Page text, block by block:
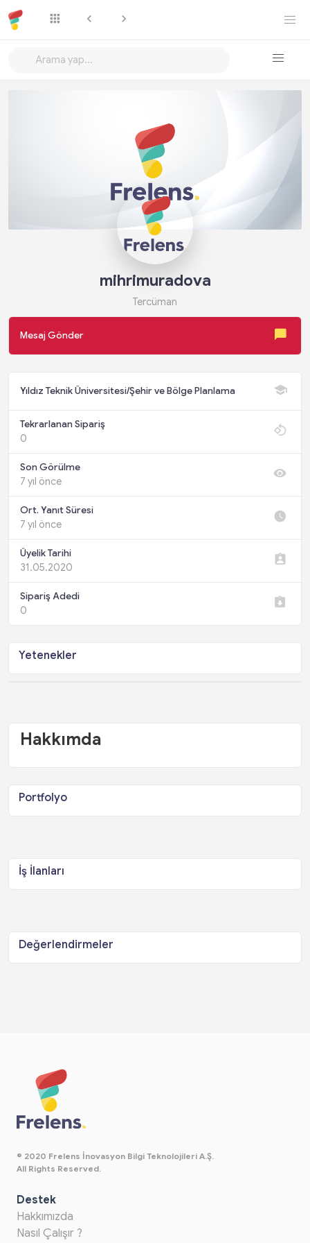
Takip Et
mihrimuradova
Tercüman
Mesaj Gönder
Yıldız Teknik Üniversitesi/Şehir ve Bölge Planlama
Tekrarlanan Sipariş
0
Son Görülme
7 yıl önce
Ort. Yanıt Süresi
7 yıl önce
Üyelik Tarihi
31.05.2020
Sipariş Adedi
0
Yetenekler
Hakkımda
Portfolyo
İş İlanları
Değerlendirmeler
© 2020 Frelens İnovasyon Bilgi Teknolojileri A.Ş.
All Rights Reserved.
Destek
Hakkımızda
Nasıl Çalışır ?